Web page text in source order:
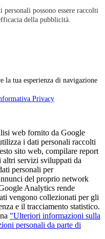
possono essere raccolti
della pubblicità.
tua esperienza di navigazione
Privacy
web fornito da Google
i dati personali raccolti
sito web, compilare report
servizi sviluppati da
personali per
del proprio network
Analytics rende
vengono collezionati per gli
e il tracciamento statistico.
"Ulteriori informazioni sulla
personali da parte di